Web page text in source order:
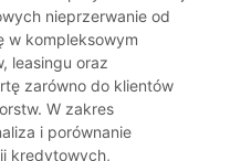
nieprzerwanie od
w kompleksowym
leasingu oraz
zarówno do klientów
W zakres
i porównanie
kredytowych,